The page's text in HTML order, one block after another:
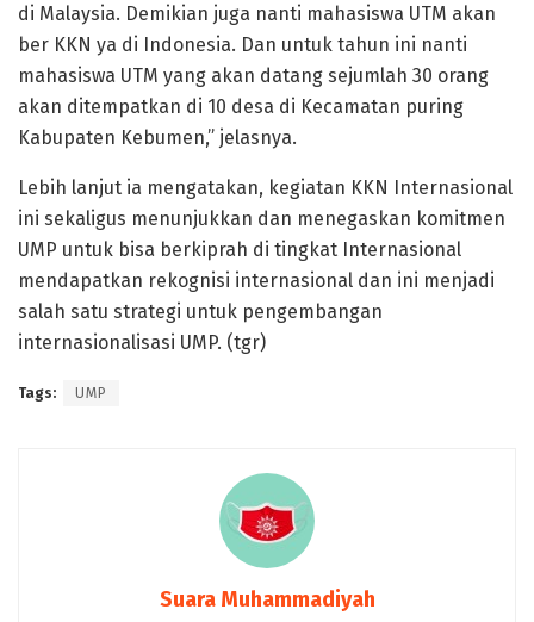
di Malaysia. Demikian juga nanti mahasiswa UTM akan
ber KKN ya di Indonesia. Dan untuk tahun ini nanti
mahasiswa UTM yang akan datang sejumlah 30 orang
akan ditempatkan di 10 desa di Kecamatan puring
Kabupaten Kebumen,” jelasnya.
Lebih lanjut ia mengatakan, kegiatan KKN Internasional
ini sekaligus menunjukkan dan menegaskan komitmen
UMP untuk bisa berkiprah di tingkat Internasional
mendapatkan rekognisi internasional dan ini menjadi
salah satu strategi untuk pengembangan
internasionalisasi UMP. (tgr)
Tags: UMP
Suara Muhammadiyah